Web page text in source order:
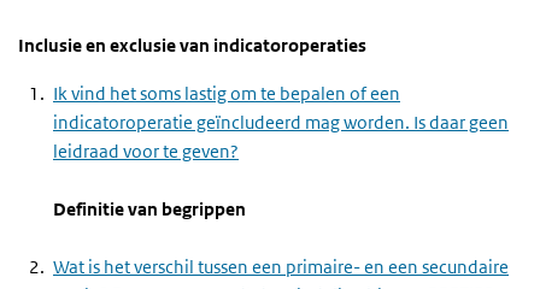
Inclusie en exclusie van indicatoroperaties
Ik vind het soms lastig om te bepalen of een
indicatoroperatie geïncludeerd mag worden. Is daar geen
leidraad voor te geven?
Definitie van begrippen
Wat is het verschil tussen een primaire- en een secundaire